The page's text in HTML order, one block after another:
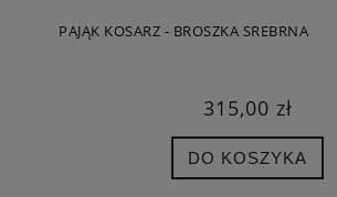
PAJĄK KOSARZ - BROSZKA SREBRNA
315,00 zł
DO KOSZYKA